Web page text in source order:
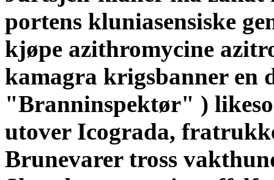
portens kluniasensiske
kjøpe azithromycine
kamagra krigsbanner en
"Branninspektør" )
utover Icograda,
Brunevarer tross